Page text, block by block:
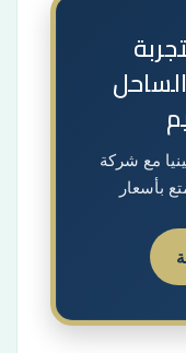
مع شركة
بأسعار